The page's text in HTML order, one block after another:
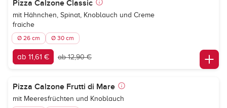
Pizza Calzone Classic
mit Hähnchen, Spinat, Knoblauch und Creme
fraiche
Ø 26 cm Ø 30 cm
ab 11,61 € ab 12,90 €
Pizza Calzone Frutti di Mare
mit Meeresfrüchten und Knoblauch